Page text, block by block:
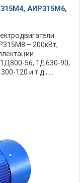
АИР315M6,
– 200кВт,
56, 1Д630-90,
120 и т.д., ...